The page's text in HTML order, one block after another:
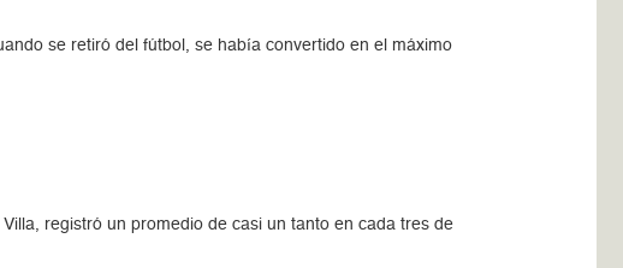
se retiró del fútbol, se había convertido en el máximo
registró un promedio de casi un tanto en cada tres de